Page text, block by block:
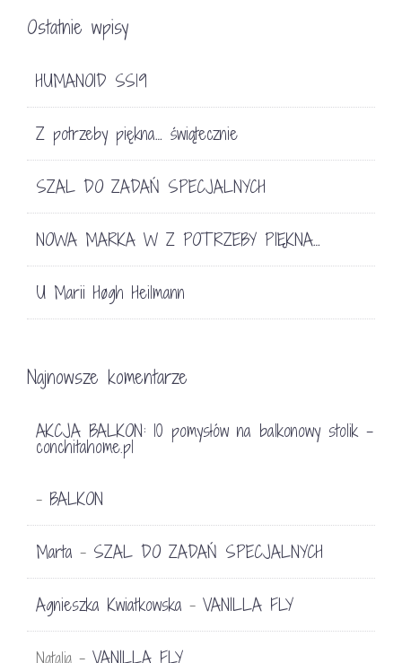
Ostatnie wpisy
HUMANOID SS19
Z potrzeby piękna… świątecznie
SZAL DO ZADAŃ SPECJALNYCH
NOWA MARKA W Z POTRZEBY PIĘKNA…
U Marii Høgh Heilmann
Najnowsze komentarze
AKCJA BALKON: 10 pomysłów na balkonowy stolik -
conchitahome.pl
- BALKON
Marta - SZAL DO ZADAŃ SPECJALNYCH
Agnieszka Kwiatkowska - VANILLA FLY
Natalia - VANILLA FLY